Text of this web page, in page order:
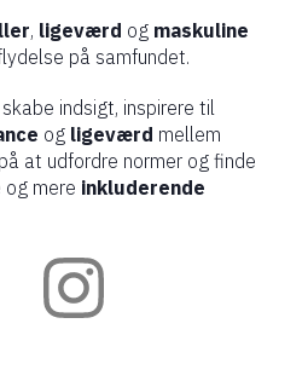
, ligeværd og maskuline
på samfundet.
indsigt, inspirere til
og ligeværd mellem
at udfordre normer og finde
og mere inkluderende